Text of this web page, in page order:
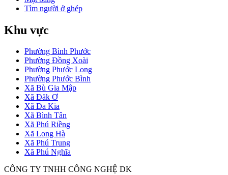
Tìm người ở ghép
Khu vực
Phường Bình Phước
Phường Đồng Xoài
Phường Phước Long
Phường Phước Bình
Xã Bù Gia Mập
Xã Đăk Ơ
Xã Đa Kia
Xã Bình Tân
Xã Phú Riềng
Xã Long Hà
Xã Phú Trung
Xã Phú Nghĩa
CÔNG TY TNHH CÔNG NGHỆ DK